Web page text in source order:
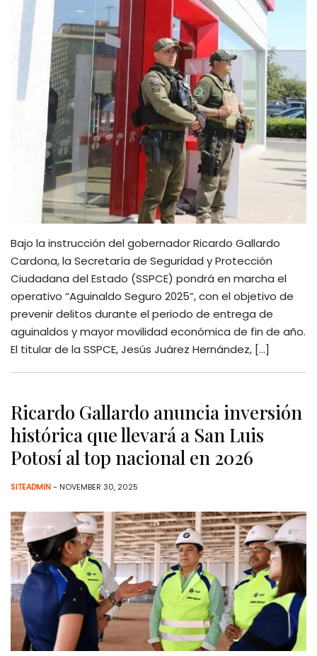
Bajo la instrucción del gobernador Ricardo Gallardo
Cardona, la Secretaría de Seguridad y Protección
Ciudadana del Estado (SSPCE) pondrá en marcha el
operativo “Aguinaldo Seguro 2025”, con el objetivo de
prevenir delitos durante el periodo de entrega de
aguinaldos y mayor movilidad económica de fin de año.
El titular de la SSPCE, Jesús Juárez Hernández, […]
Ricardo Gallardo anuncia inversión
histórica que llevará a San Luis
Potosí al top nacional en 2026
SITEADMIN- NOVEMBER 30, 2025